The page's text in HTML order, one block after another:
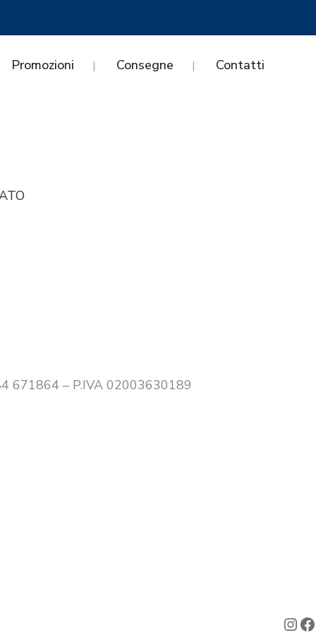
Promozioni Consegne Contatti
671864 – P.IVA 02003630189